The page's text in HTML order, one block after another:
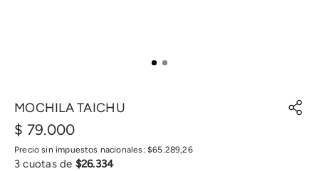
MOCHILA TAICHU
$ 79.000
Precio sin impuestos nacionales: $65.289,26
3 cuotas de $26.334